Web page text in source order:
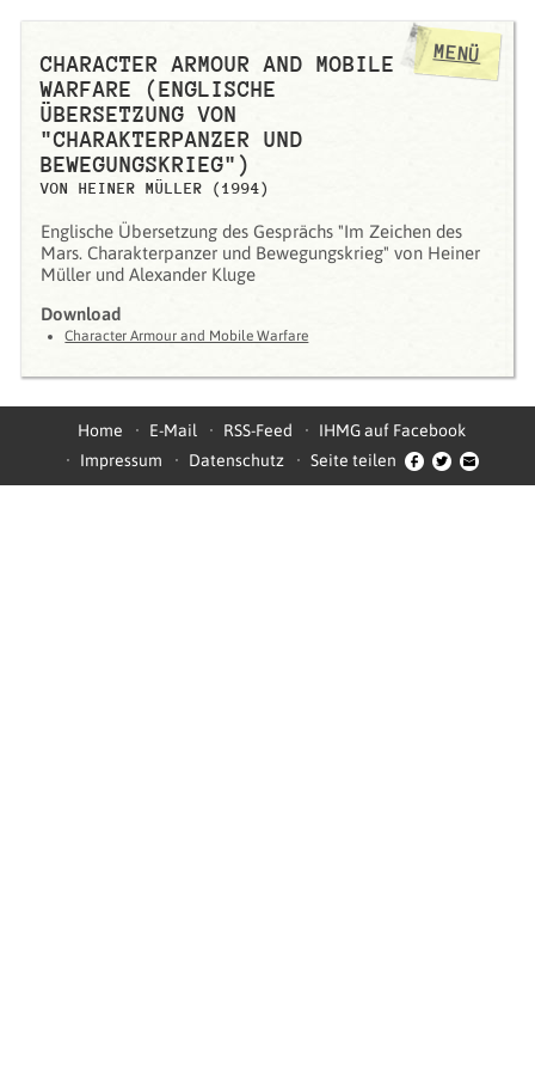
CHARACTER ARMOUR AND MOBILE
WARFARE (ENGLISCHE
ÜBERSETZUNG VON
"CHARAKTERPANZER UND
BEWEGUNGSKRIEG")
VON HEINER MÜLLER (1994)
Englische Übersetzung des Gesprächs "Im Zeichen des
Mars. Charakterpanzer und Bewegungskrieg" von Heiner
Müller und Alexander Kluge
Download
Character Armour and Mobile Warfare
MENÜ
Home E-Mail RSS-Feed
IHMG auf Facebook
Impressum
Datenschutz Seite teilen